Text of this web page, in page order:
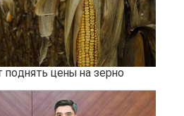
цены на зерно